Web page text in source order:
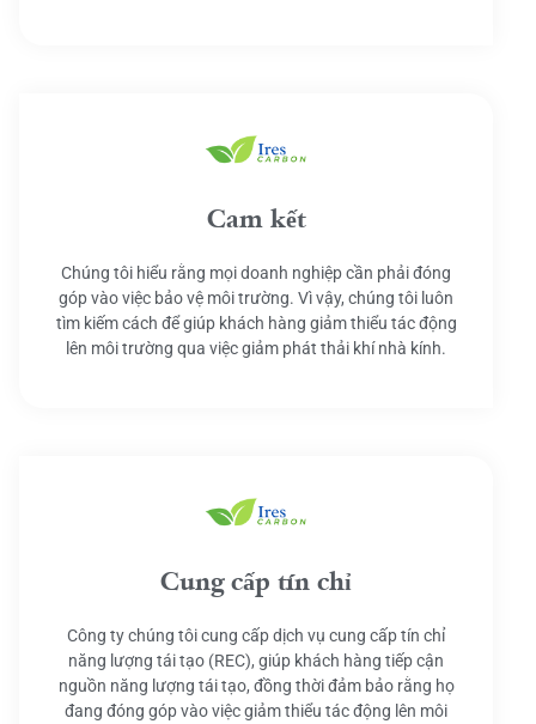
Cam kết
Chúng tôi hiểu rằng mọi doanh nghiệp cần phải đóng
góp vào việc bảo vệ môi trường. Vì vậy, chúng tôi luôn
tìm kiếm cách để giúp khách hàng giảm thiểu tác động
lên môi trường qua việc giảm phát thải khí nhà kính.
Cung cấp tín chỉ
Công ty chúng tôi cung cấp dịch vụ cung cấp tín chỉ
năng lượng tái tạo (REC), giúp khách hàng tiếp cận
nguồn năng lượng tái tạo, đồng thời đảm bảo rằng họ
đang đóng góp vào việc giảm thiểu tác động lên môi